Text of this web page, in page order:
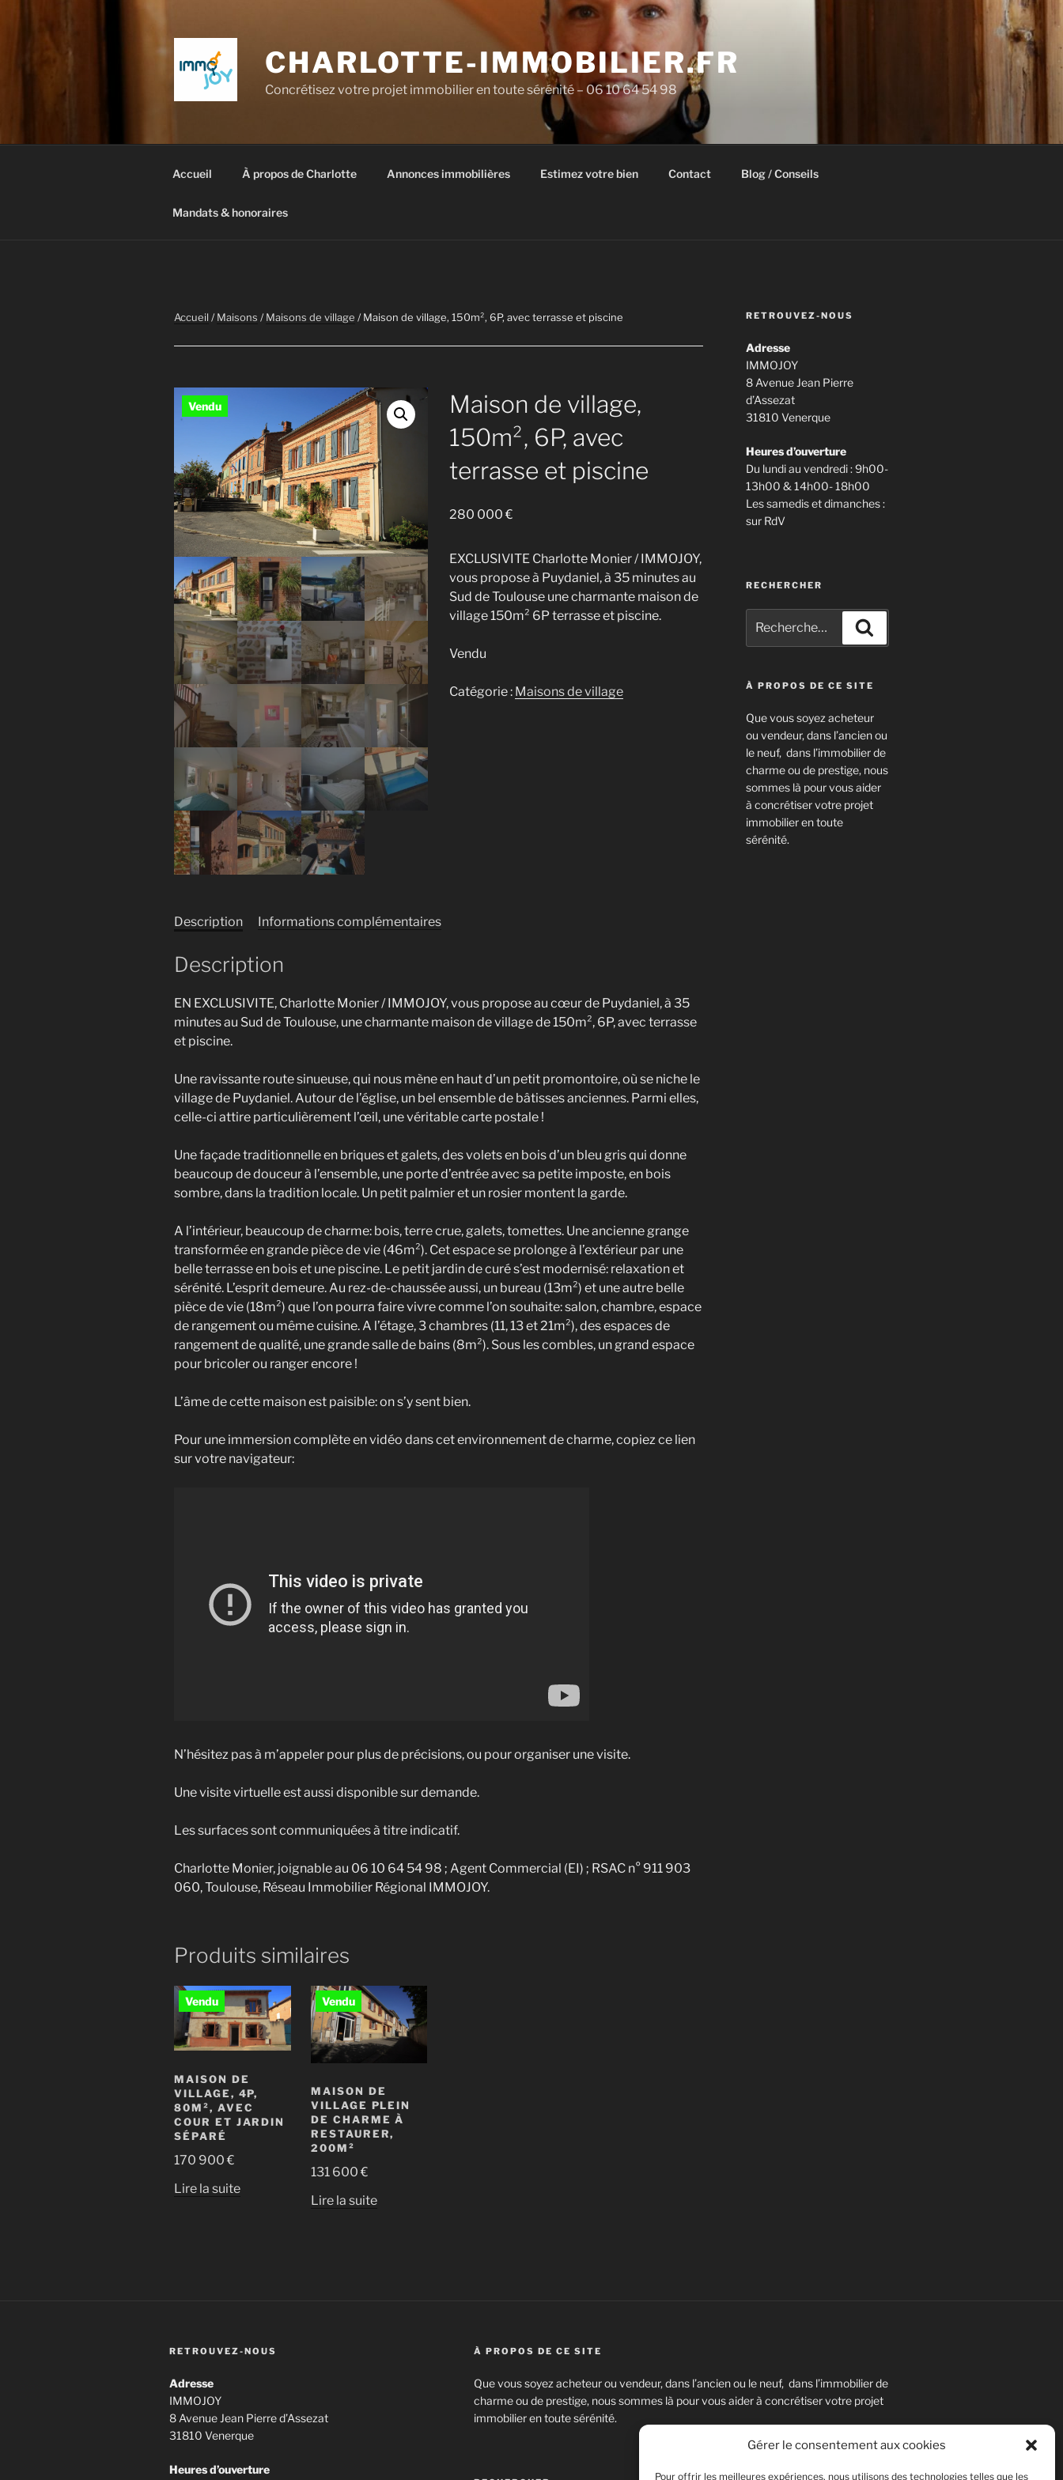
Gérer le consentement aux cookies
Pour offrir les meilleures expériences, nous utilisons des technologies telles que les
CHARLOTTE-IMMOBILIER.FR
Concrétisez votre projet immobilier en toute sérénité – 06 10 64 54 98
Accueil À propos de Charlotte Annonces immobilières Estimez votre bien Contact Blog / Conseils
Mandats & honoraires
Accueil /Maisons /Maisons de village / Maison de village, 150m², 6P, avec terrasse et piscine
Maison de village,
150m², 6P, avec
terrasse et piscine
280 000€
EXCLUSIVITE Charlotte Monier / IMMOJOY,
vous propose à Puydaniel, à 35 minutes au
Sud de Toulouse une charmante maison de
village 150m² 6P terrasse et piscine.
Vendu
Catégorie : Maisons de village
Description Informations complémentaires
Description
EN EXCLUSIVITE, Charlotte Monier / IMMOJOY, vous propose au cœur de Puydaniel, à 35
minutes au Sud de Toulouse, une charmante maison de village de 150m², 6P, avec terrasse
et piscine.
Une ravissante route sinueuse, qui nous mène en haut d’un petit promontoire, où se niche le
village de Puydaniel. Autour de l’église, un bel ensemble de bâtisses anciennes. Parmi elles,
celle-ci attire particulièrement l’œil, une véritable carte postale !
Une façade traditionnelle en briques et galets, des volets en bois d’un bleu gris qui donne
beaucoup de douceur à l’ensemble, une porte d’entrée avec sa petite imposte, en bois
sombre, dans la tradition locale. Un petit palmier et un rosier montent la garde.
A l’intérieur, beaucoup de charme: bois, terre crue, galets, tomettes. Une ancienne grange
transformée en grande pièce de vie (46m²). Cet espace se prolonge à l’extérieur par une
belle terrasse en bois et une piscine. Le petit jardin de curé s’est modernisé: relaxation et
sérénité. L’esprit demeure. Au rez-de-chaussée aussi, un bureau (13m²) et une autre belle
pièce de vie (18m²) que l’on pourra faire vivre comme l’on souhaite: salon, chambre, espace
de rangement ou même cuisine. A l’étage, 3 chambres (11, 13 et 21m²), des espaces de
rangement de qualité, une grande salle de bains (8m²). Sous les combles, un grand espace
pour bricoler ou ranger encore !
L’âme de cette maison est paisible: on s’y sent bien.
Pour une immersion complète en vidéo dans cet environnement de charme, copiez ce lien
sur votre navigateur:
N’hésitez pas à m’appeler pour plus de précisions, ou pour organiser une visite.
Une visite virtuelle est aussi disponible sur demande.
Les surfaces sont communiquées à titre indicatif.
Charlotte Monier, joignable au 06 10 64 54 98 ; Agent Commercial (EI) ; RSAC n° 911 903
060, Toulouse, Réseau Immobilier Régional IMMOJOY.
Produits similaires
MAISON DE
VILLAGE, 4P,
80M², AVEC
COUR ET JARDIN
SÉPARÉ
170 900€
Lire la suite
MAISON DE
VILLAGE PLEIN
DE CHARME À
RESTAURER,
200M²
131 600€
Lire la suite
RETROUVEZ-NOUS
Adresse
IMMOJOY
8 Avenue Jean Pierre
d’Assezat
31810 Venerque
Heures d’ouverture
Du lundi au vendredi : 9h00-
13h00 & 14h00- 18h00
Les samedis et dimanches :
sur RdV
RECHERCHER
pour
:
À PROPOS DE CE SITE
Que vous soyez acheteur
ou vendeur, dans l’ancien ou
le neuf, dans l’immobilier de
charme ou de prestige, nous
sommes là pour vous aider
à concrétiser votre projet
immobilier en toute
sérénité.
RETROUVEZ-NOUS
Adresse
IMMOJOY
8 Avenue Jean Pierre d’Assezat
31810 Venerque
Heures d’ouverture
À PROPOS DE CE SITE
Que vous soyez acheteur ou vendeur, dans l’ancien ou le neuf, dans l’immobilier de
charme ou de prestige, nous sommes là pour vous aider à concrétiser votre projet
immobilier en toute sérénité.